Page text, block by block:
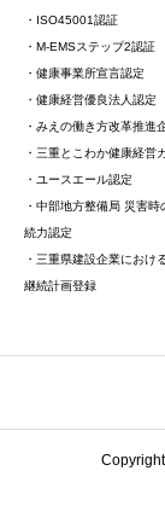
・ISO45001認証
・M-EMSステップ2認証
・健康事業所宣言認定
・健康経営優良法人認定
・みえの働き方改革推進
・三重とこわか健康経営
・ユースエール認定
・中部地方整備局 災害
続力認定
・三重県建設企業におけ
継続計画登録